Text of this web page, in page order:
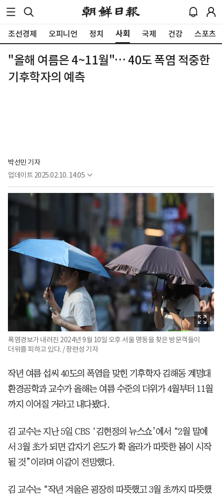
조선경제 오피니언 정치 사회 국제 건강 스포츠
"올해 여름은 4~11월"… 40도 폭염 적중한
기후학자의 예측
박선민 기자
업데이트 2025.02.10. 14:05
폭염경보가 내려진 2024년 9월 10일 오후 서울 명동을 찾은 방문객들이
더위를 피하고 있다. / 장련성 기자
작년 여름 섭씨 40도의 폭염을 맞힌 기후학자 김해동 계명대
환경공학과 교수가 올해는 여름 수준의 더위가 4월부터 11월
까지 이어질 거라고 내다봤다.
김 교수는 지난 5일 CBS ‘김현정의 뉴스쇼’에서 “2월 말에
서 3월 초가 되면 갑자기 온도가 확 올라가 따뜻한 봄이 시작
될 것”이라며 이같이 전망했다.
김 교수는 “작년 겨울은 굉장히 따뜻했고 3월 초까지 따뜻했